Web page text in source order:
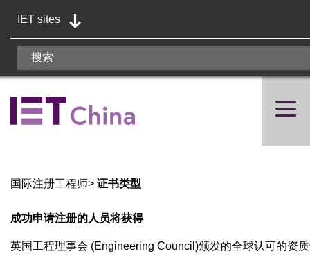
IET sites
国际注册工程师> 证书类型
成功申请注册的人员将获得
英国工程理事会 (Engineering Council)颁发的全球认可的资